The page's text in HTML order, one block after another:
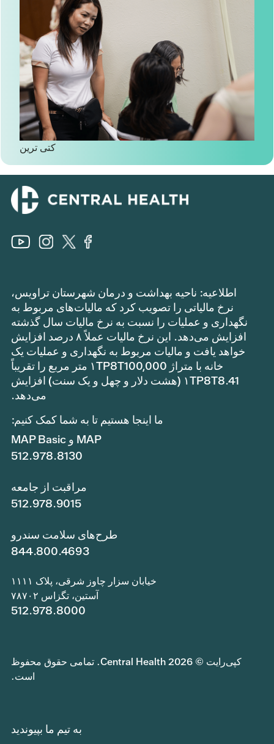
کتی ترین
اطلاعیه: ناحیه بهداشت و درمان شهرستان تراویس،
نرخ مالیاتی را تصویب کرد که مالیات‌های مربوط به
نگهداری و عملیات را نسبت به نرخ مالیات سال گذشته
افزایش می‌دهد. این نرخ مالیات عملاً ۸ درصد افزایش
خواهد یافت و مالیات مربوط به نگهداری و عملیات یک
خانه با متراژ ۱TP8T100,000 متر مربع را تقریباً
۱TP8T8.41 (هشت دلار و چهل و یک سنت) افزایش
می‌دهد.
ما اینجا هستیم تا به شما کمک کنیم:
MAP و MAP Basic
512.978.8130
مراقبت از جامعه
512.978.9015
طرح‌های سلامت سندرو
844.800.4693
خیابان سزار چاوز شرقی، پلاک ۱۱۱۱
آستین، تگزاس ۷۸۷۰۲
512.978.8000
کپی‌رایت © 2026 Central Health. تمامی حقوق محفوظ
است.
به تیم ما بپیوندید